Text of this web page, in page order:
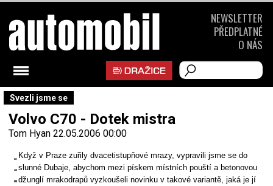
Svezli jsme se
Volvo C70 - Dotek mistra
Tom Hyan 22.05.2006 00:00
Když v Praze zuřily dvacetistupňové mrazy, vypravili jsme se do
slunné Dubaje, abychom mezi pískem místních pouští a betonovou
džunglí mrakodrapů vyzkoušeli novinku v takové variantě, jaká je jí
NEWSLETTER
PŘEDPLATNÉ
O NÁS